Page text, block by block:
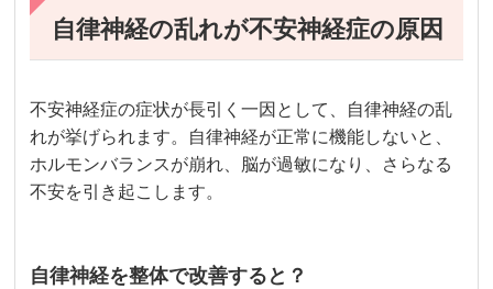
自律神経の乱れが不安神経症の原因
不安神経症の症状が長引く一因として、自律神経の乱
れが挙げられます。自律神経が正常に機能しないと、
ホルモンバランスが崩れ、脳が過敏になり、さらなる
不安を引き起こします。
自律神経を整体で改善すると？